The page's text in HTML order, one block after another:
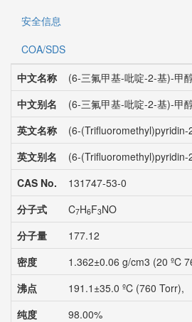
安全信息
COA/SDS
中文名称
(6-三氟甲基-吡啶-2-基)-甲
中文别名
(6-三氟甲基-吡啶-2-基)-甲
英文名称
(6-(Trifluoromethyl)pyridin-
英文别名
(6-
CAS No.
131747-53-0
分子式
C7H6F3NO
分子量
177.12
密度
1.362±0.06 g/cm3 (20 ºC
沸点
191.1±35.0 ºC (760 Torr),
纯度
98.00%